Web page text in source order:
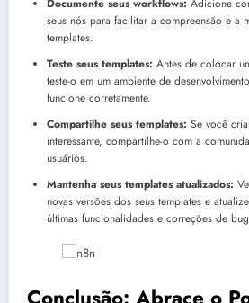
Documente seus workflows: Adicione
seus nós para facilitar a compreensão e a
templates.
Teste seus templates: Antes de colocar
teste-o em um ambiente de
funcione corretamente.
Compartilhe seus templates: Se você
interessante, compartilhe-o com a
usuários.
Mantenha seus templates atualizados:
novas versões dos seus templates e
últimas funcionalidades e correções de